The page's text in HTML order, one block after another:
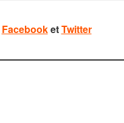
FacebooketTwitter